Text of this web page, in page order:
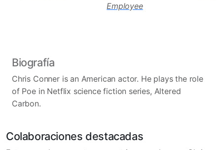
Employee
Biografía
Chris Conner is an American actor. He plays the role
of Poe in Netflix science fiction series, Altered
Carbon.
Colaboraciones destacadas